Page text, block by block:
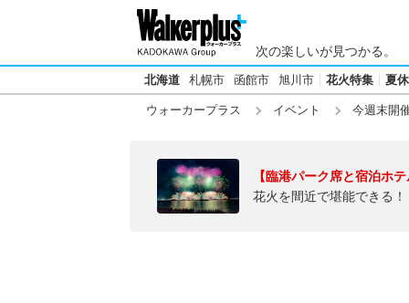
次の楽しいが見つかる。
北海道 札幌市 函館市 旭川市 花火特集 夏
ウォーカープラス イベント 今週末開
【臨港パーク席と宿泊ホ
花火を間近で堪能できる